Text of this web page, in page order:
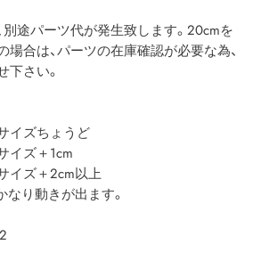
別途パーツ代が発生致します。20cmを
合は、パーツの在庫確認が必要な為、
下さい。
ちょうど
ズ＋1cm
＋2cm以上
り動きが出ます。